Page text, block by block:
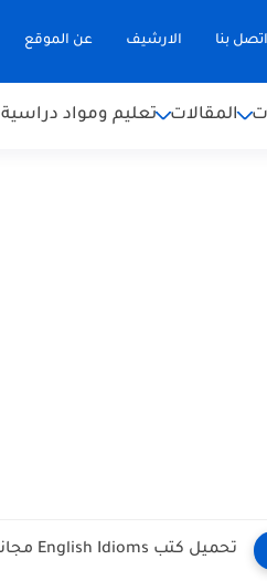
اتصل بنا الارشيف عن الموقع
المقالات تعليم ومواد دراسية
تحميل كتب English Idioms مجانا |من كامبريدج English Phrasal Verbs...